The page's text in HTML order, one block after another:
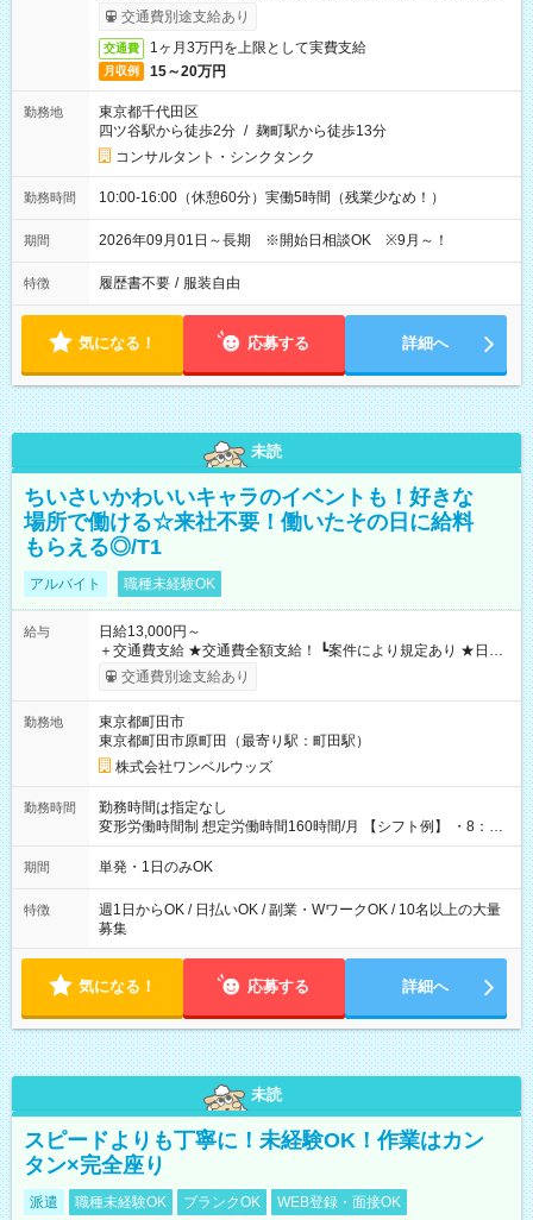
ービス利用可（利用条件有）
交通費別途支給あり
交通費 1ヶ月3万円を上限として実費支給
月収例 15～20万円
勤務地
東京都千代田区
四ツ谷駅から徒歩2分 / 麹町駅から徒歩13分
コンサルタント・シンクタンク
勤務時間 10:00-16:00（休憩60分）実働5時間（残業少なめ！）
期間 2026年09月01日～長期 ※開始日相談OK ※9月～！
特徴 履歴書不要 / 服装自由
気になる！ 応募する 詳細へ
未読
ちいさいかわいいキャラのイベントも！好きな
場所で働ける☆来社不要！働いたその日に給料
もらえる◎/T1
アルバイト 職種未経験OK
給与
日給13,000円～
＋交通費支給 ★交通費全額支給！ ┗案件により規定あり ★日払
いOK！（規定あり） ┗働いたその日に現金GET♪ お仕事後はコ
ンビニATMから 日払い分を引き落とせます！ 【試用期間】試
交通費別途支給あり
勤務地
東京都町田市
東京都町田市原町田（最寄り駅：町田駅）
株式会社ワンベルウッズ
勤務時間
勤務時間は指定なし
変形労働時間制 想定労働時間160時間/月 【シフト例】 ・8：00
～21：00
期間 単発・1日のみOK
特徴
週1日からOK / 日払いOK / 副業・WワークOK / 10名以上の大量
募集
気になる！ 応募する 詳細へ
未読
スピードよりも丁寧に！未経験OK！作業はカン
タン×完全座り
派遣 職種未経験OK ブランクOK WEB登録・面接OK